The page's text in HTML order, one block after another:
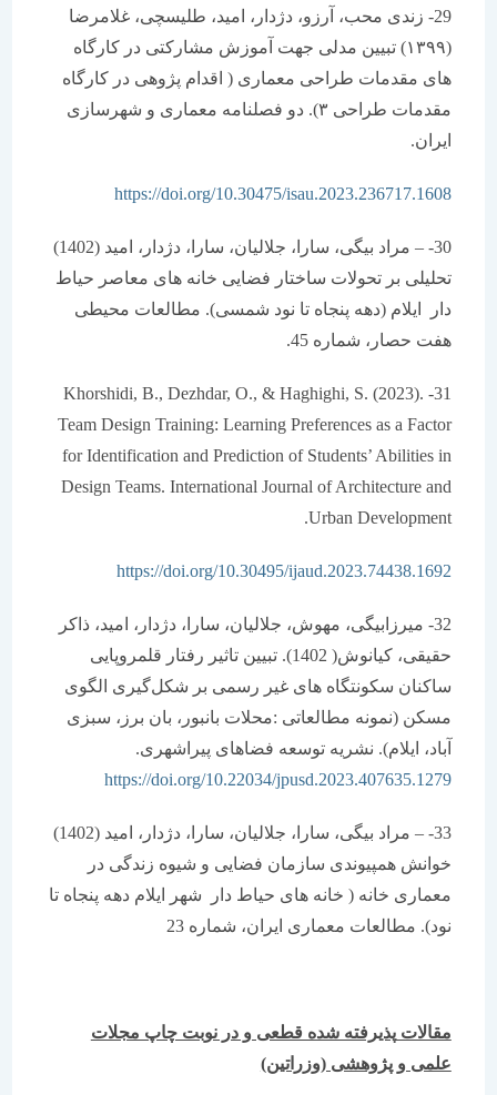
29- زندی محب، آرزو، دژدار، امید، طلیسچی، غلامرضا
(۱۳۹۹) تبیین مدلی جهت آموزش مشارکتی در کارگاه
های مقدمات طراحی معماری ( اقدام پژوهی در کارگاه
مقدمات طراحی ۳). دو فصلنامه معماری و شهرسازی
https://doi.org/10.30475/isau.2023.236717.1608
30- – مراد بیگی، سارا، جلالیان، سارا، دژدار، امید (1402)
تحلیلی بر تحولات ساختار فضایی خانه های معاصر حیاط
دار ایلام (دهه پنجاه تا نود شمسی). مطالعات محیطی
هفت حصار، شماره 45.
31- Khorshidi, B., Dezhdar, O., & Haghighi, S. (2023).
Team Design Training: Learning Preferences as a Factor
for Identification and Prediction of Students’ Abilities in
Design Teams. International Journal of Architecture and
Urban Development.
https://doi.org/10.30495/ijaud.2023.74438.1692
32- میرزابیگی، مهوش، جلالیان، سارا، دژدار، امید، ذاکر
حقیقی، کیانوش( 1402). تبیین تاثیر رفتار قلمروپایی
ساکنان سکونتگاه های غیر رسمی بر شکل‌گیری الگوی
مسکن (نمونه مطالعاتی :محلات بانبور، بان برز، سبزی
آباد، ایلام). نشریه توسعه فضاهای پیراشهری.
https://doi.org/10.22034/jpusd.2023.407635.1279
33- – مراد بیگی، سارا، جلالیان، سارا، دژدار، امید (1402)
خوانش همپیوندی سازمان فضایی و شیوه زندگی در
معماری خانه ( خانه های حیاط دار شهر ایلام دهه پنجاه تا
نود). مطالعات معماری ایران، شماره 23
مقالاتپذیرفته شده قطعی و در نوبت چاپ مجلات
علمی و پژوهشی (وزراتین)